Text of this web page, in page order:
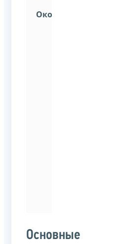
Окончил:
Основные